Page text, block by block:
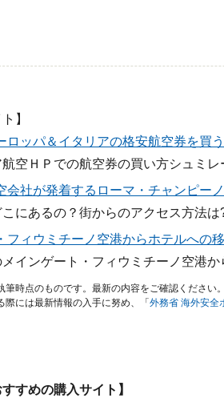
】
ロッパ＆イタリアの格安航空券を買う
空ＨＰでの航空券の買い方シュミレ
会社が発着するローマ・チャンピー
にあるの？街からのアクセス方法は
フィウミチーノ空港からホテルへの
インゲート・フィウミチーノ空港
時点のものです。最新の内容をご確認ください。
には最新情報の入手に努め、「 外務省 海外安全
すすめの購入サイト】